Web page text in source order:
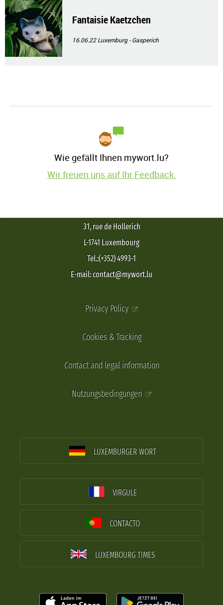
Fantaisie Kaetzchen
16.06.22Luxemburg - Gasperich
Wie gefällt Ihnen mywort.lu?
Wir freuen uns auf Ihr Feedback.
31, rue de Hollerich
L-1741 Luxembourg
Tel.:(+352) 4993-1
E-mail: contact@mywort.lu
Privacy Policy
Cookies & Tracking
Contact and legal information
Nutzungsbedingungen
LUXEMBURGER WORT
VIRGULE
CONTACTO
LUXEMBOURG TIMES